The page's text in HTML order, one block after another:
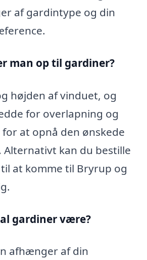
af gardintype og din
man op til gardiner?
højden af vinduet, og
for overlapning og
at opnå den ønskede
kan du bestille
at komme til Bryrup og
gardiner være?
afhænger af din